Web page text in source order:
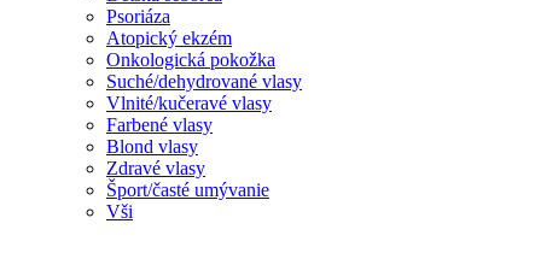
Psoriáza
Atopický ekzém
Onkologická pokožka
Suché/dehydrované vlasy
Vlnité/kučeravé vlasy
Farbené vlasy
Blond vlasy
Zdravé vlasy
Šport/časté umývanie
Vši